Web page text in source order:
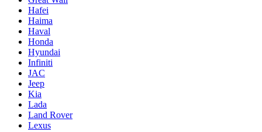
Hafei
Haima
Haval
Honda
Hyundai
Infiniti
JAC
Jeep
Kia
Lada
Land Rover
Lexus